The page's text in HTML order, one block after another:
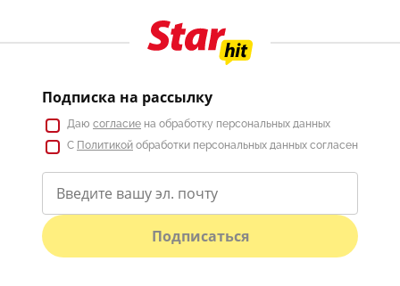
Подписка на рассылку
Даю согласие на обработку персональных данных
С Политикой обработки персональных данных согласен
Подписаться